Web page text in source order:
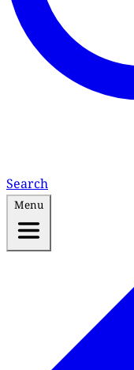
Search
Menu